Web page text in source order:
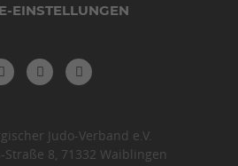
EINSTELLUNGEN
Judo-Verband e.V.
Straße 8, 71332 Waiblingen